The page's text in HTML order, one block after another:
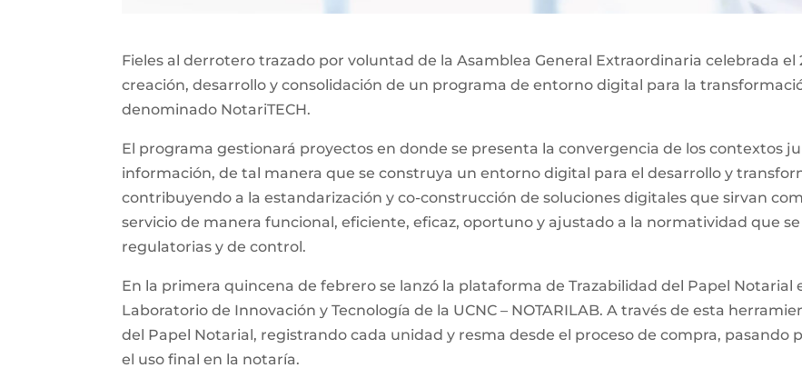
Fieles al derrotero trazado por voluntad de la Asamblea General Extraordinaria celebrada el
creación, desarrollo y consolidación de un programa de entorno digital para la
denominado NotariTECH.
El programa gestionará proyectos en donde se presenta la convergencia de los contextos
información, de tal manera que se construya un entorno digital para el desarrollo y
contribuyendo a la estandarización y co-construcción de soluciones digitales que sirvan
servicio de manera funcional, eficiente, eficaz, oportuno y ajustado a la normatividad que
regulatorias y de control.
En la primera quincena de febrero se lanzó la plataforma de Trazabilidad del Papel Notarial
Laboratorio de Innovación y Tecnología de la UCNC – NOTARILAB. A través de esta
del Papel Notarial, registrando cada unidad y resma desde el proceso de compra, pasando
el uso final en la notaría.